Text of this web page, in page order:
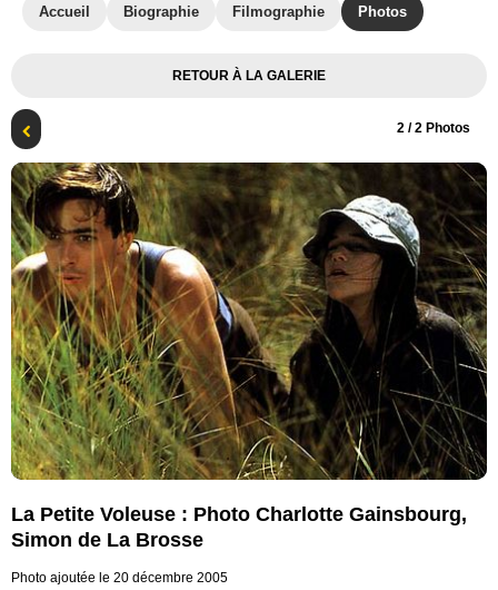
Accueil Biographie Filmographie Photos
RETOUR À LA GALERIE
2 / 2 Photos
La Petite Voleuse : Photo Charlotte Gainsbourg,
Simon de La Brosse
Photo ajoutée le 20 décembre 2005